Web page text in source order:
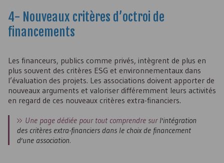
4- Nouveaux critères d’octroi de
financements
Les financeurs, publics comme privés, intègrent de plus en
plus souvent des critères ESG et environnementaux dans
l’évaluation des projets. Les associations doivent apporter de
nouveaux arguments et valoriser différemment leurs activités
en regard de ces nouveaux critères extra-financiers.
Une page dédiée pour tout comprendre sur l'intégration
des critères extra-financiers dans le choix de financement
d'une association.